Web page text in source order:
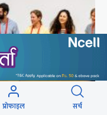
प्रोफाइल सर्च